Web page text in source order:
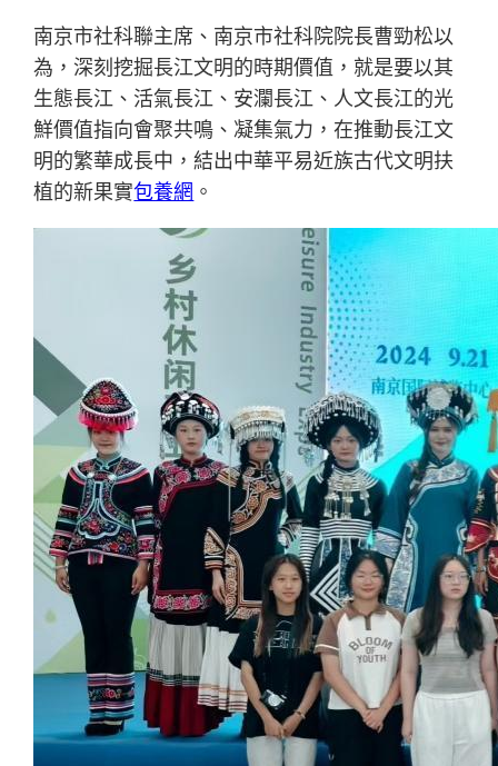
南京市社科聯主席、南京市社科院院長曹勁松以
為，深刻挖掘長江文明的時期價值，就是要以其
生態長江、活氣長江、安瀾長江、人文長江的光
鮮價值指向會聚共鳴、凝集氣力，在推動長江文
明的繁華成長中，結出中華平易近族古代文明扶
植的新果實包養網 。